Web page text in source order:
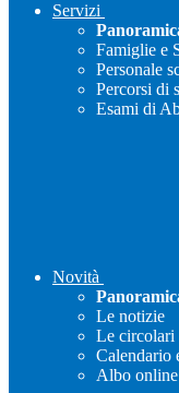
Servizi
Famiglie e
Personale
Percorsi di
Esami di
Novità
Le notizie
Le circolari
Calendario
Albo online